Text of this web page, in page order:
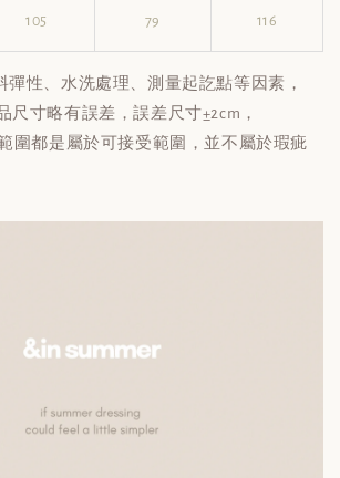
105 79 116
彈性、水洗處理、測量起訖點等因素，
尺寸略有誤差，誤差尺寸±2cm，
圍都是屬於可接受範圍，並不屬於瑕疵